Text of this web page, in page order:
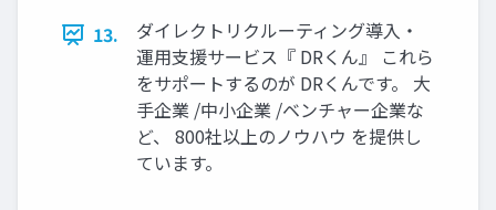
13.
ダイレクトリクルーティング導入・
運用支援サービス『 DRくん』 これら
をサポートするのが DRくんです。 大
手企業 /中小企業 /ベンチャー企業な
ど、 800社以上のノウハウ を提供し
ています。